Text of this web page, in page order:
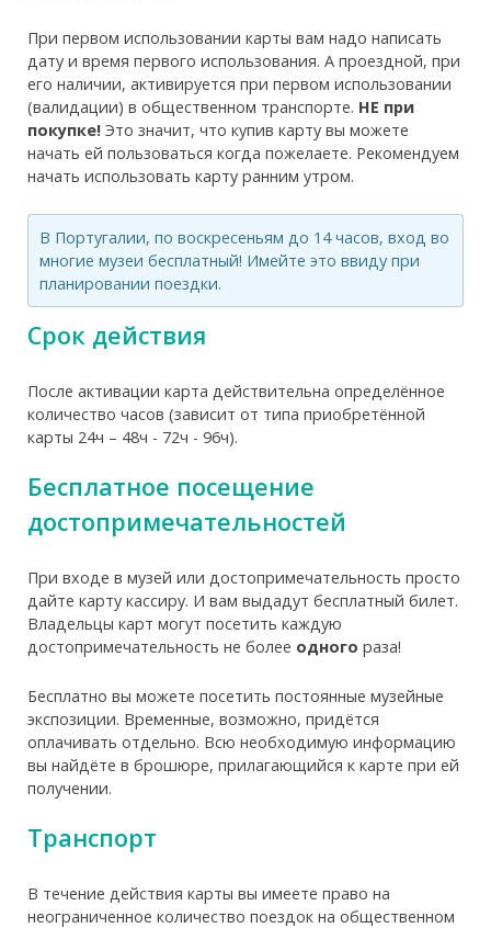
При первом использовании карты вам надо написать
дату и время первого использования. А проездной, при
его наличии, активируется при первом использовании
(валидации) в общественном транспорте. НЕ при
покупке! Это значит, что купив карту вы можете
начать ей пользоваться когда пожелаете. Рекомендуем
начать использовать карту ранним утром.
В Португалии, по воскресеньям до 14 часов, вход во
многие музеи бесплатный! Имейте это ввиду при
планировании поездки.
Срок действия
После активации карта действительна определённое
количество часов (зависит от типа приобретённой
карты 24ч – 48ч - 72ч - 96ч).
Бесплатное посещение
достопримечательностей
При входе в музей или достопримечательность просто
дайте карту кассиру. И вам выдадут бесплатный билет.
Владельцы карт могут посетить каждую
достопримечательность не более одного раза!
Бесплатно вы можете посетить постоянные музейные
экспозиции. Временные, возможно, придётся
оплачивать отдельно. Всю необходимую информацию
вы найдёте в брошюре, прилагающийся к карте при ей
получении.
Транспорт
В течение действия карты вы имеете право на
неограниченное количество поездок на общественном